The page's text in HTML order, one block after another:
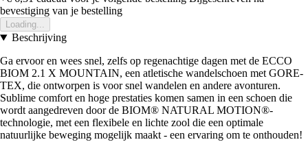
bevestiging van je bestelling
Loading...
Beschrijving
Ga ervoor en wees snel, zelfs op regenachtige dagen met de ECCO
BIOM 2.1 X MOUNTAIN, een atletische wandelschoen met GORE-
TEX, die ontworpen is voor snel wandelen en andere avonturen.
Sublime comfort en hoge prestaties komen samen in een schoen die
wordt aangedreven door de BIOM® NATURAL MOTION®-
technologie, met een flexibele en lichte zool die een optimale
natuurlijke beweging mogelijk maakt - een ervaring om te onthouden!